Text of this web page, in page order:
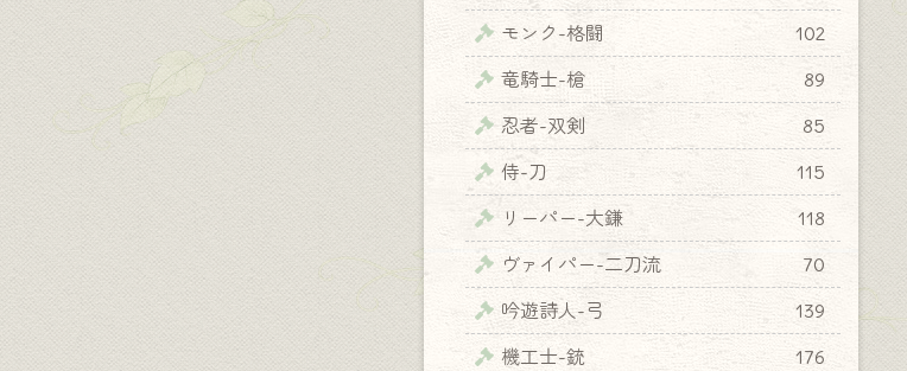
モンク-格闘
102
竜騎士-槍
89
忍者-双剣
85
侍-刀
115
リーパー-大鎌
118
ヴァイパー-二刀流
70
吟遊詩人-弓
139
機工士-銃
176